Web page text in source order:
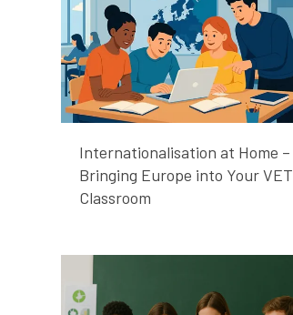
Internationalisation at Home –
Bringing Europe into Your VET
Classroom